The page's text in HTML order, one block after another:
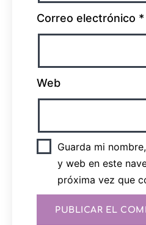
Correo electrónico *
Web
Guarda mi
y web en este
próxima vez que